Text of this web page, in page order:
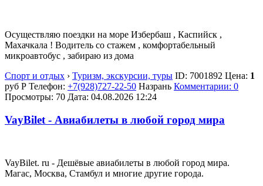
Осуществляю поездки на море Избербаш , Каспийск ,
Махачкала ! Водитель со стажем , комфортабельный
микроавтобус , забираю из дома
Спорт и отдых › Туризм, экскурсии, туры ID: 7001892 Цена: 1
руб Р Телефон: +7(928)727-22-50 Назрань Комментарии: 0
Просмотры: 70 Дата: 04.08.2026 12:24
VayBilet - Авиабилеты в любой город мира
VayBilet. ru - Дешёвые авиабилеты в любой город мира.
Магас, Москва, Стамбул и многие другие города.